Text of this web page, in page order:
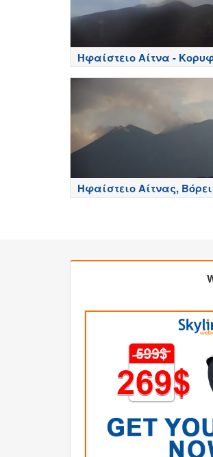
Ηφαίστειο Αίτνα -
κρατήρων, Etna
Ηφαίστειο Αίτνας,
πλευρά - Etna